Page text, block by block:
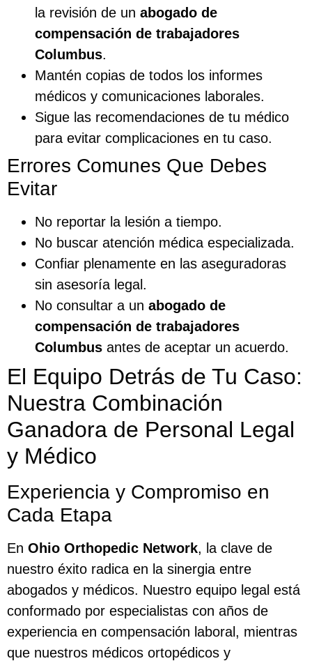
la revisión de un abogado de
compensación de trabajadores
Columbus.
Mantén copias de todos los informes
médicos y comunicaciones laborales.
Sigue las recomendaciones de tu médico
para evitar complicaciones en tu caso.
Errores Comunes Que Debes
Evitar
No reportar la lesión a tiempo.
No buscar atención médica especializada.
Confiar plenamente en las aseguradoras
sin asesoría legal.
No consultar a un abogado de
compensación de trabajadores
Columbus antes de aceptar un acuerdo.
El Equipo Detrás de Tu Caso:
Nuestra Combinación
Ganadora de Personal Legal
y Médico
Experiencia y Compromiso en
Cada Etapa
En Ohio Orthopedic Network, la clave de
nuestro éxito radica en la sinergia entre
abogados y médicos. Nuestro equipo legal está
conformado por especialistas con años de
experiencia en compensación laboral, mientras
que nuestros médicos ortopédicos y